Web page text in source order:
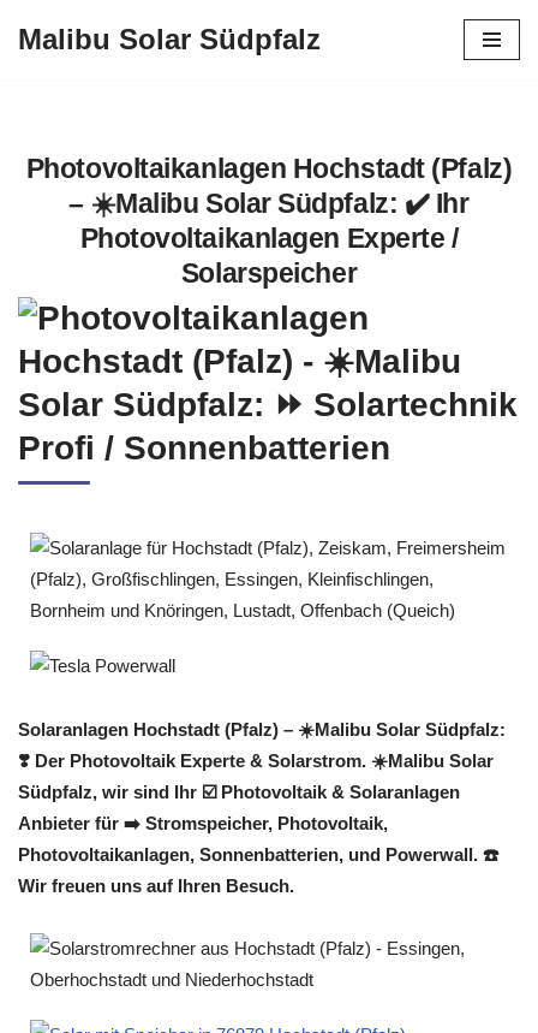
Malibu Solar Südpfalz
Photovoltaikanlagen Hochstadt (Pfalz)
– ☀️Malibu Solar Südpfalz: ✔️ Ihr
Photovoltaikanlagen Experte /
Solarspeicher
Solaranlagen Hochstadt (Pfalz) – ☀️Malibu Solar Südpfalz:
❣️ Der Photovoltaik Experte & Solarstrom. ☀️Malibu Solar
Südpfalz, wir sind Ihr ☑️ Photovoltaik & Solaranlagen
Anbieter für ➡️ Stromspeicher, Photovoltaik,
Photovoltaikanlagen, Sonnenbatterien, und Powerwall. ☎️
Wir freuen uns auf Ihren Besuch.